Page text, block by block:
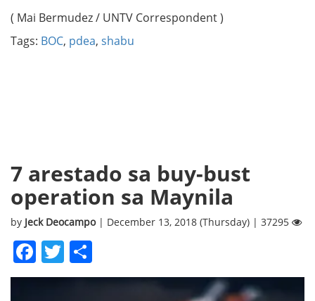
( Mai Bermudez / UNTV Correspondent )
Tags: BOC, pdea, shabu
7 arestado sa buy-bust
operation sa Maynila
by Jeck Deocampo | December 13, 2018 (Thursday) | 37295
Facebook
Twitter